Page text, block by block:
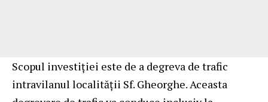
Scopul investiției este de a degreva de trafic
intravilanul localității Sf. Gheorghe. Aceasta